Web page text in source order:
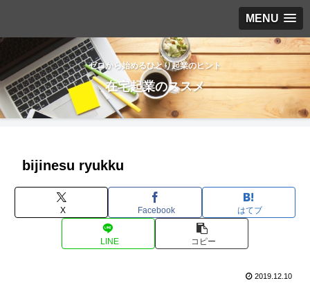
MENU
ゼロから始めるひとり起業のヒント
在宅起業のススメ
bijinesu ryukku
X Facebook はてブ
LINE コピー
2019.12.10